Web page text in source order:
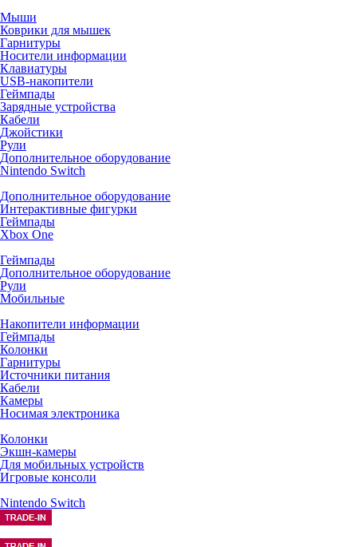
Мыши
Коврики для мышек
Гарнитуры
Носители информации
Клавиатуры
USB-накопители
Геймпады
Зарядные устройства
Кабели
Джойстики
Рули
Дополнительное оборудование
Nintendo Switch
Дополнительное оборудование
Интерактивные фигурки
Геймпады
Xbox One
Геймпады
Дополнительное оборудование
Рули
Мобильные
Накопители информации
Геймпады
Колонки
Гарнитуры
Источники питания
Кабели
Камеры
Носимая электроника
Колонки
Экшн-камеры
Для мобильных устройств
Игровые консоли
Nintendo Switch